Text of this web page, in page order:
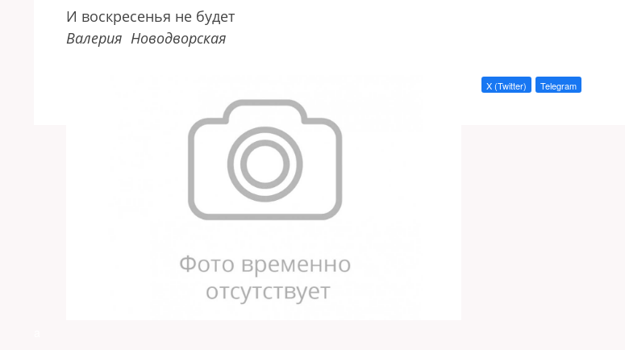
И воскресенья не будет
Валерия Новодворская
X (Twitter) Telegram